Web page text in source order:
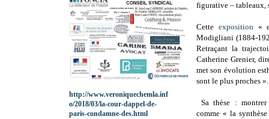
figurative – tableaux,
Cette exposition«
Modigliani (1884-
Retraçant la
Catherine Grenier,
met son évolution
sont le plus proches ».
Sa thèse :
comme « la
http://www.veroniquechemla.inf
o/2018/03/la-cour-dappel-de-
paris-condamne-des.html